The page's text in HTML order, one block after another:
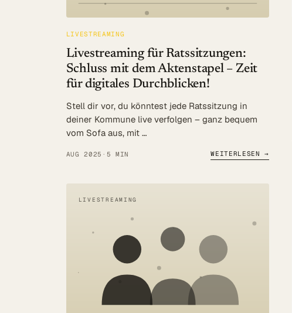
LIVESTREAMING
Livestreaming für Ratssitzungen:
Schluss mit dem Aktenstapel – Zeit
für digitales Durchblicken!
Stell dir vor, du könntest jede Ratssitzung in
deiner Kommune live verfolgen – ganz bequem
vom Sofa aus, mit …
AUG 2025 · 5 MIN WEITERLESEN →
LIVESTREAMING